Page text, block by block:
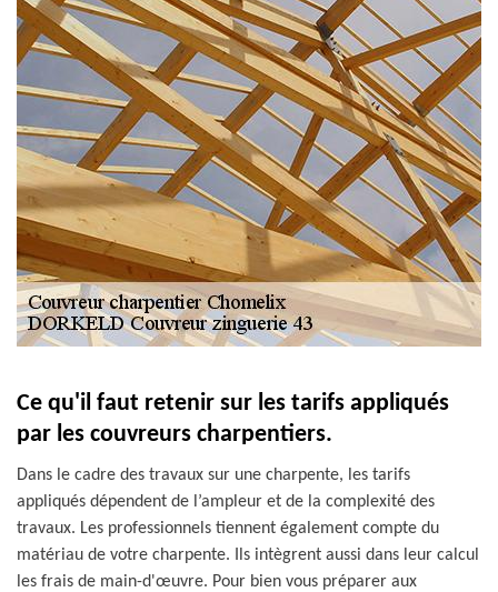
Ce qu'il faut retenir sur les tarifs appliqués
par les couvreurs charpentiers.
Dans le cadre des travaux sur une charpente, les tarifs
appliqués dépendent de l’ampleur et de la complexité des
travaux. Les professionnels tiennent également compte du
matériau de votre charpente. Ils intègrent aussi dans leur calcul
les frais de main-d'œuvre. Pour bien vous préparer aux